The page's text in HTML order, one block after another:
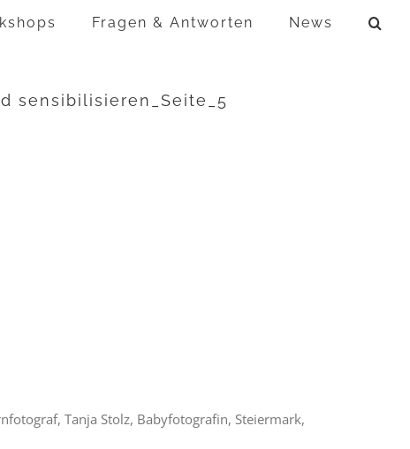
Fragen & Antworten News
sensibilisieren_Seite_5
Tanja Stolz, Babyfotografin, Steiermark,